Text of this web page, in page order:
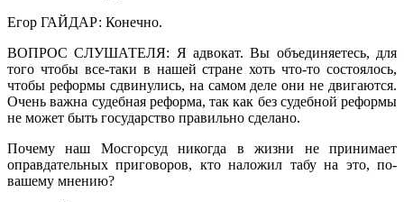
Егор ГАЙДАР: Конечно.
ВОПРОС СЛУШАТЕЛЯ: Я адвокат. Вы объединяетесь, для
того чтобы все-таки в нашей стране хоть что-то состоялось,
чтобы реформы сдвинулись, на самом деле они не двигаются.
Очень важна судебная реформа, так как без судебной реформы
не может быть государство правильно сделано.
Почему наш Мосгорсуд никогда в жизни не принимает
оправдательных приговоров, кто наложил табу на это, по-
вашему мнению?